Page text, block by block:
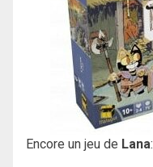
Encore un jeu de Lana: